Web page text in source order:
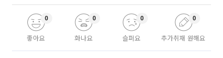
좋아요
0
화나요
0
슬퍼요
0
추가취재 원해요
0